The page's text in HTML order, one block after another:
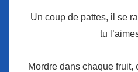
Un coup de pattes, il se
tu
Mordre dans chaque fruit,